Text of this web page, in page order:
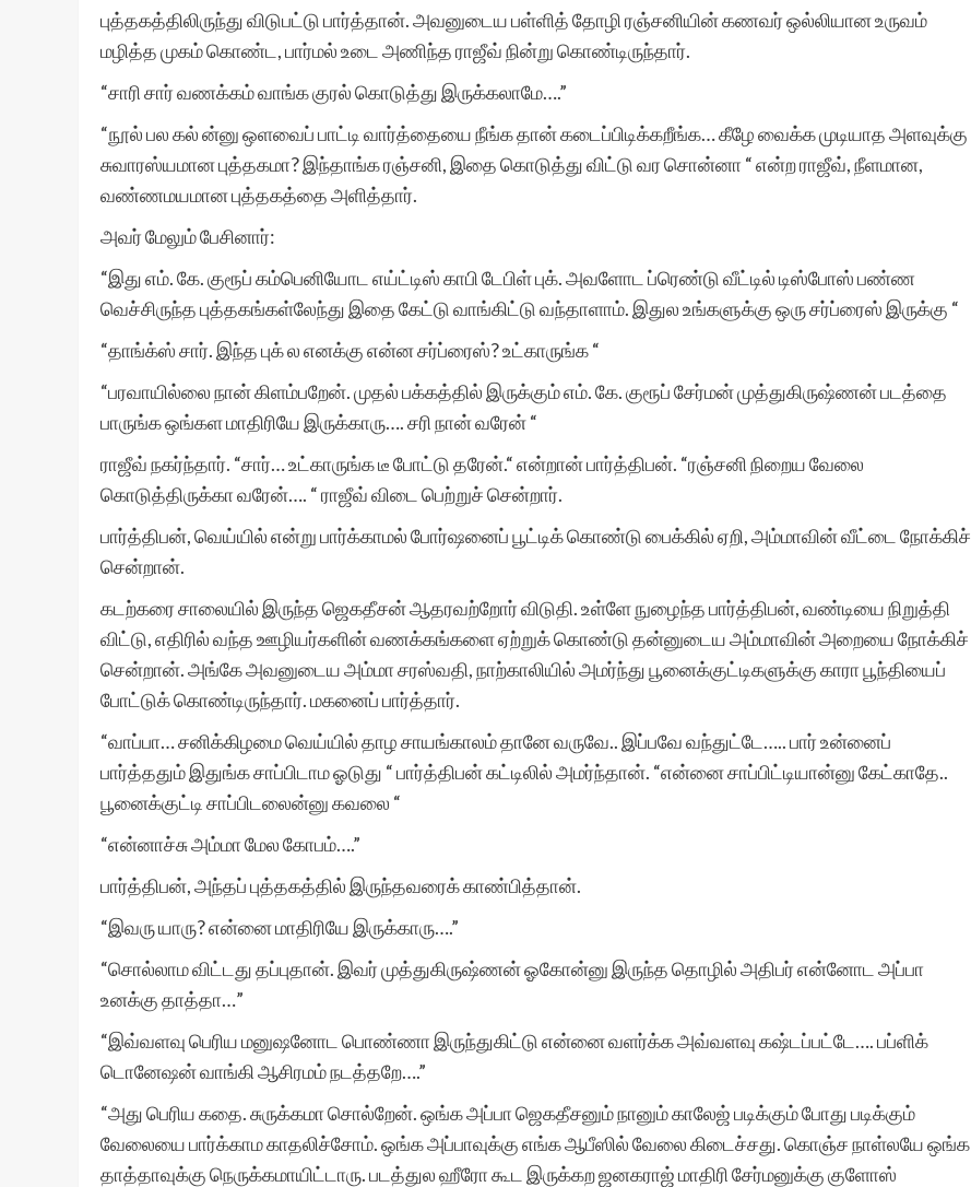
புத்தகத்திலிருந்து விடுபட்டு பார்த்தான். அவனுடைய பள்ளித் தோழி ரஞ்சனியின் கணவர் ஒல்லியான உருவம்
மழித்த முகம் கொண்ட, பார்மல் உடை அணிந்த ராஜீவ் நின்று கொண்டிருந்தார்.
“சாரி சார் வணக்கம் வாங்க குரல் கொடுத்து இருக்கலாமே….”
“நூல் பல கல் ன்னு ஒளவைப் பாட்டி வார்த்தையை நீங்க தான் கடைப்பிடிக்கறீங்க… கீழே வைக்க முடியாத அளவுக்கு
சுவாரஸ்யமான புத்தகமா? இந்தாங்க ரஞ்சனி, இதை கொடுத்து விட்டு வர சொன்னா “ என்ற ராஜீவ், நீளமான,
வண்ணமயமான புத்தகத்தை அளித்தார்.
அவர் மேலும் பேசினார்:
“இது எம். கே. குரூப் கம்பெனியோட எய்ட்டிஸ் காபி டேபிள் புக். அவளோட ப்ரெண்டு வீட்டில் டிஸ்போஸ் பண்ண
வெச்சிருந்த புத்தகங்கள்லேந்து இதை கேட்டு வாங்கிட்டு வந்தாளாம். இதுல உங்களுக்கு ஒரு சர்ப்ரைஸ் இருக்கு “
“தாங்க்ஸ் சார். இந்த புக் ல எனக்கு என்ன சர்ப்ரைஸ்? உட்காருங்க “
“பரவாயில்லை நான் கிளம்பறேன். முதல் பக்கத்தில் இருக்கும் எம். கே. குரூப் சேர்மன் முத்துகிருஷ்ணன் படத்தை
பாருங்க ஒங்கள மாதிரியே இருக்காரு…. சரி நான் வரேன் “
ராஜீவ் நகர்ந்தார். “சார்… உட்காருங்க டீ போட்டு தரேன்.“ என்றான் பார்த்திபன். “ரஞ்சனி நிறைய வேலை
கொடுத்திருக்கா வரேன்…. “ ராஜீவ் விடை பெற்றுச் சென்றார்.
பார்த்திபன், வெய்யில் என்று பார்க்காமல் போர்ஷனைப் பூட்டிக் கொண்டு பைக்கில் ஏறி, அம்மாவின் வீட்டை நோக்கிச்
சென்றான்.
கடற்கரை சாலையில் இருந்த ஜெகதீசன் ஆதரவற்றோர் விடுதி. உள்ளே நுழைந்த பார்த்திபன், வண்டியை நிறுத்தி
விட்டு, எதிரில் வந்த ஊழியர்களின் வணக்கங்களை ஏற்றுக் கொண்டு தன்னுடைய அம்மாவின் அறையை நோக்கிச்
சென்றான். அங்கே அவனுடைய அம்மா சரஸ்வதி, நாற்காலியில் அமர்ந்து பூனைக்குட்டிகளுக்கு காரா பூந்தியைப்
போட்டுக் கொண்டிருந்தார். மகனைப் பார்த்தார்.
“வாப்பா… சனிக்கிழமை வெய்யில் தாழ சாயங்காலம் தானே வருவே.. இப்பவே வந்துட்டே….. பார் உன்னைப்
பார்த்ததும் இதுங்க சாப்பிடாம ஓடுது “ பார்த்திபன் கட்டிலில் அமர்ந்தான். “என்னை சாப்பிட்டியான்னு கேட்காதே..
பூனைக்குட்டி சாப்பிடலைன்னு கவலை “
“என்னாச்சு அம்மா மேல கோபம்….”
பார்த்திபன், அந்தப் புத்தகத்தில் இருந்தவரைக் காண்பித்தான்.
“இவரு யாரு? என்னை மாதிரியே இருக்காரு….”
“சொல்லாம விட்டது தப்புதான். இவர் முத்துகிருஷ்ணன் ஓகோன்னு இருந்த தொழில் அதிபர் என்னோட அப்பா
உனக்கு தாத்தா…”
“இவ்வளவு பெரிய மனுஷனோட பொண்ணா இருந்துகிட்டு என்னை வளர்க்க அவ்வளவு கஷ்டப்பட்டே…. பப்ளிக்
டொனேஷன் வாங்கி ஆசிரமம் நடத்தறே….”
“அது பெரிய கதை. சுருக்கமா சொல்றேன். ஒங்க அப்பா ஜெகதீசனும் நானும் காலேஜ் படிக்கும் போது படிக்கும்
வேலையை பார்க்காம காதலிச்சோம். ஒங்க அப்பாவுக்கு எங்க ஆபீஸில் வேலை கிடைச்சது. கொஞ்ச நாள்லயே ஒங்க
தாத்தாவுக்கு நெருக்கமாயிட்டாரு. படத்துல ஹீரோ கூட இருக்கற ஜனகராஜ் மாதிரி சேர்மனுக்கு குளோஸ்
வரப்பிரசாதமாகும். தங்கள்
அங்கீகாரத்திற்கும்,
ஆதரவிற்கும்,
எழுத்துக்களை இடம் பெற
செய்ததற்கும் ஈடில்லா
தெரிவித்துக்கொள்கிறேன்.
நனவாக்கி எங்களுக்கு உற்ற
துணையாக தாங்கள்
ஊக்கத்திற்கும் எனது
எண்ணிலடங்கா நன்றிகளை
உலகெங்குமுள்ள
தமிழர்களின் ரசனைகளை
தொடரட்டும் உங்கள்
புகழ்.